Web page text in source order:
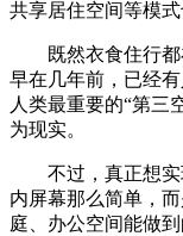
共享居住空间等模式
既然衣食住行都
早在几年前，已经
人类最重要的“第三
为现实。
不过，真正想实
内屏幕那么简单，
庭、办公空间能做